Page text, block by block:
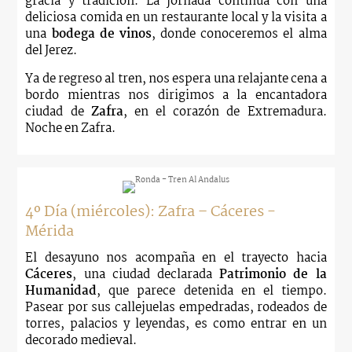
deliciosa comida en un restaurante local y la visita a
una bodega de vinos, donde conoceremos el alma
del Jerez.
Ya de regreso al tren, nos espera una relajante cena a
bordo mientras nos dirigimos a la encantadora
ciudad de Zafra, en el corazón de Extremadura.
Noche en Zafra.
4º Día (miércoles): Zafra – Cáceres -
Mérida
El desayuno nos acompaña en el trayecto hacia
Cáceres, una ciudad declaradaPatrimonio de la
Humanidad, que parece detenida en el tiempo.
Pasear por sus callejuelas empedradas, rodeados de
torres, palacios y leyendas, es como entrar en un
decorado medieval.